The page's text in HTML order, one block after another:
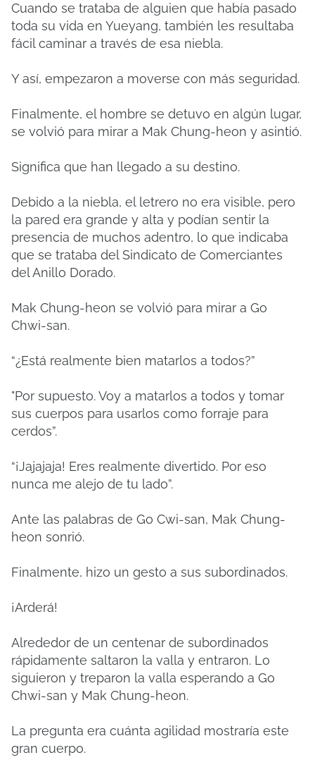
Cuando se trataba de alguien que había pasado
toda su vida en Yueyang, también les resultaba
fácil caminar a través de esa niebla.
Y así, empezaron a moverse con más seguridad.
Finalmente, el hombre se detuvo en algún lugar,
se volvió para mirar a Mak Chung-heon y asintió.
Significa que han llegado a su destino.
Debido a la niebla, el letrero no era visible, pero
la pared era grande y alta y podían sentir la
presencia de muchos adentro, lo que indicaba
que se trataba del Sindicato de Comerciantes
del Anillo Dorado.
Mak Chung-heon se volvió para mirar a Go
Chwi-san.
“¿Está realmente bien matarlos a todos?”
"Por supuesto. Voy a matarlos a todos y tomar
sus cuerpos para usarlos como forraje para
cerdos”.
“¡Jajajaja! Eres realmente divertido. Por eso
nunca me alejo de tu lado”.
Ante las palabras de Go Cwi-san, Mak Chung-
heon sonrió.
Finalmente, hizo un gesto a sus subordinados.
¡Arderá!
Alrededor de un centenar de subordinados
rápidamente saltaron la valla y entraron. Lo
siguieron y treparon la valla esperando a Go
Chwi-san y Mak Chung-heon.
La pregunta era cuánta agilidad mostraría este
gran cuerpo.